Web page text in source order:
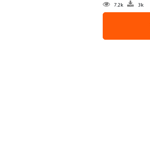
7.2k 3k